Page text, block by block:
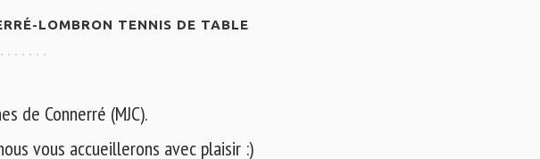
LOMBRON TENNIS DE TABLE
de Connerré (MJC).
vous accueillerons avec plaisir :)